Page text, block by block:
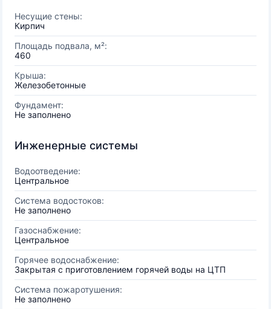
Несущие стены:
Кирпич
Площадь подвала, м²:
460
Крыша:
Железобетонные
Фундамент:
Не заполнено
Инженерные системы
Водоотведение:
Центральное
Система водостоков:
Не заполнено
Газоснабжение:
Центральное
Горячее водоснабжение:
Закрытая с приготовлением горячей воды на ЦТП
Система пожаротушения:
Не заполнено